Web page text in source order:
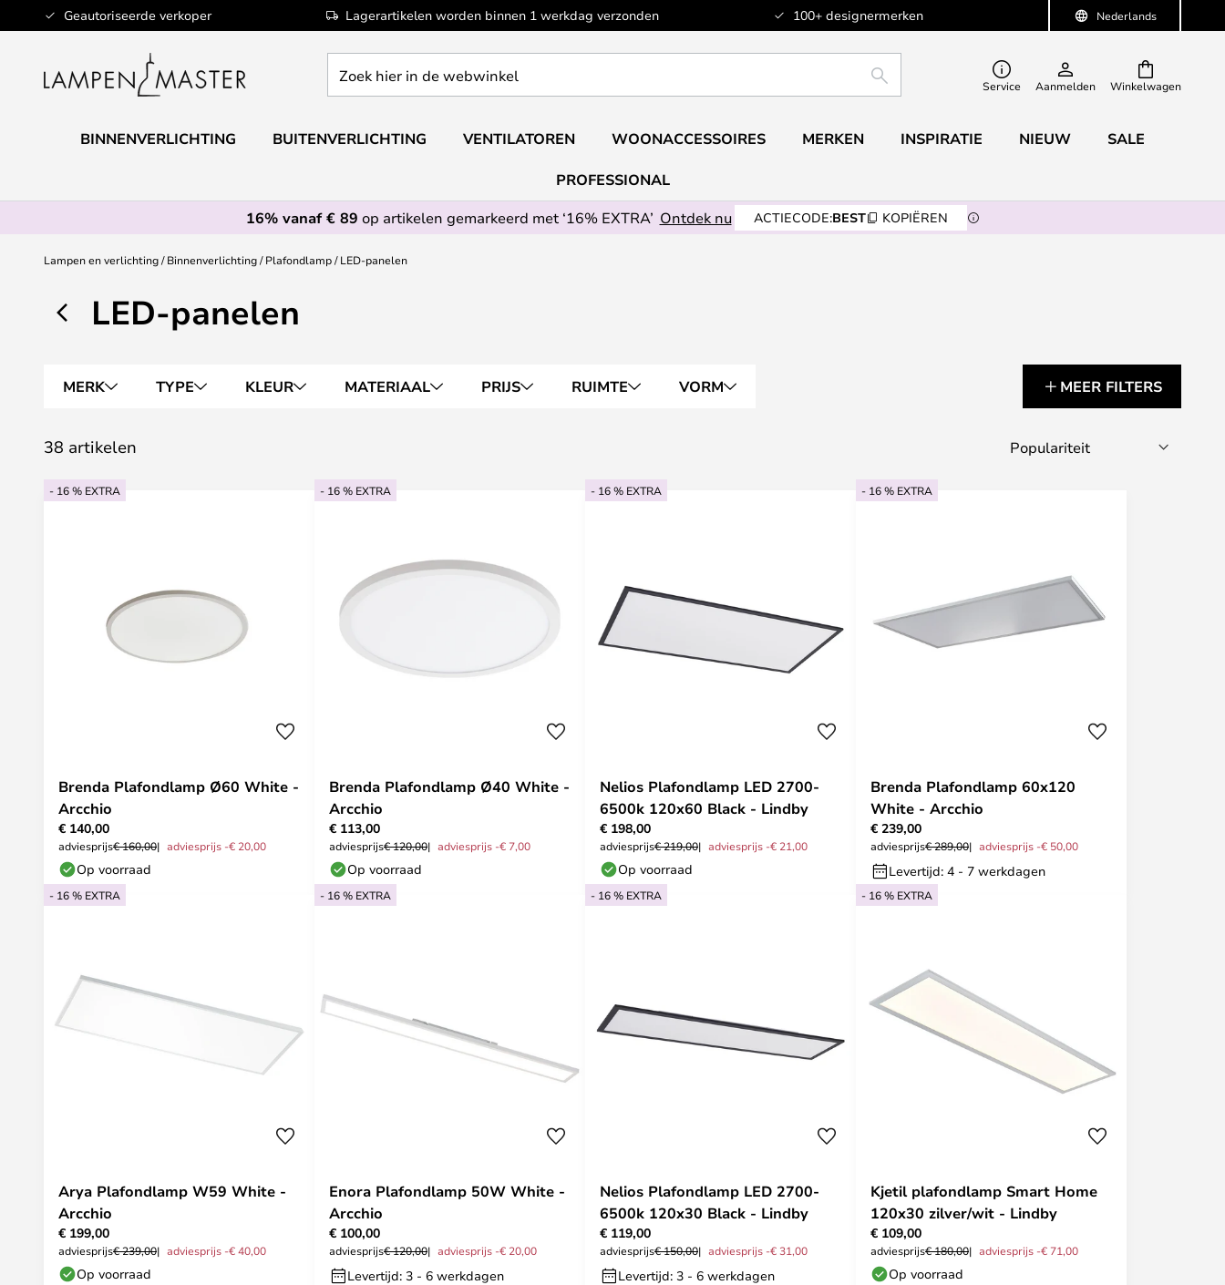
Nederlands
Geautoriseerde verkoper Lagerartikelen worden binnen 1 werkdag verzonden 100+ designermerken
Ga
naar
inhoud
Winkelwagen
hier
de
ZOEKEN Service Aanmelden
BINNENVERLICHTING BUITENVERLICHTING VENTILATOREN WOONACCESSOIRES MERKEN INSPIRATIE NIEUW SALE
PROFESSIONAL
16% vanaf € 89 op artikelen gemarkeerd met ‘16% EXTRA’ Ontdek nu ACTIECODE:BEST KOPIËREN
Lampen en verlichting Binnenverlichting Plafondlamp LED-panelen
LED-panelen
MERK TYPE KLEUR MATERIAAL PRIJS RUIMTE VORM MEER FILTERS
38 artikelen
- 16 % EXTRA
Brenda Plafondlamp Ø60 White -
Arcchio
€ 140,00
adviesprijs€ 160,00 adviesprijs -€ 20,00
Op voorraad
- 16 % EXTRA
Brenda Plafondlamp Ø40 White -
Arcchio
€ 113,00
adviesprijs€ 120,00 adviesprijs -€ 7,00
Op voorraad
- 16 % EXTRA
Nelios Plafondlamp LED 2700-
6500k 120x60 Black - Lindby
€ 198,00
adviesprijs€ 219,00 adviesprijs -€ 21,00
Op voorraad
- 16 % EXTRA
Brenda Plafondlamp 60x120
White - Arcchio
€ 239,00
adviesprijs€ 289,00 adviesprijs -€ 50,00
Levertijd: 4 - 7 werkdagen
- 16 % EXTRA
Arya Plafondlamp W59 White -
Arcchio
€ 199,00
adviesprijs€ 239,00 adviesprijs -€ 40,00
Op voorraad
- 16 % EXTRA
Enora Plafondlamp 50W White -
Arcchio
€ 100,00
adviesprijs€ 120,00 adviesprijs -€ 20,00
Levertijd: 3 - 6 werkdagen
- 16 % EXTRA
Nelios Plafondlamp LED 2700-
6500k 120x30 Black - Lindby
€ 119,00
adviesprijs€ 150,00 adviesprijs -€ 31,00
Levertijd: 3 - 6 werkdagen
- 16 % EXTRA
Kjetil plafondlamp Smart Home
120x30 zilver/wit - Lindby
€ 109,00
adviesprijs€ 180,00 adviesprijs -€ 71,00
Op voorraad